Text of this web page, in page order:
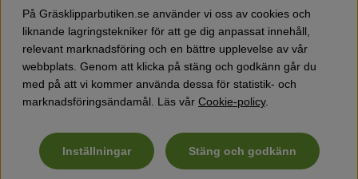
Klippo och Gardena.
Utöver gräsklippare finns också ett brett sortiment hos
Gräsklipparbutiken med skog & trädgårdsprodukter så
som grästrimmers, röjsågar, motorsågar, häcksaxar,
jordfräsar, lövblåsar, snöslungor, vertikalskärare, elverk,
skyddsutrustning, kläder, oljor, barnleksaker mm.
På Gräsklipparbutiken.se använder vi oss av cookies och
liknande lagringstekniker för att ge dig anpassat innehåll,
relevant marknadsföring och en bättre upplevelse av vår
webbplats. Genom att klicka på stäng och godkänn går du
med på att vi kommer använda dessa för statistik- och
marknadsföringsändamål. Läs vår Cookie-policy.
Inställningar Stäng och godkänn